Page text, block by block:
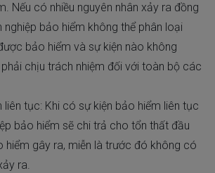
Nếu có nhiều nguyên nhân xảy ra đồng
bảo hiểm không thể phân loại
bảo hiểm và sự kiện nào không
chịu trách nhiệm đối với toàn bộ các
liên tục: Khi có sự kiện bảo hiểm liên tục
bảo hiểm sẽ chi trả cho tổn thất đầu
hiểm gây ra, miễn là trước đó không có
ra.